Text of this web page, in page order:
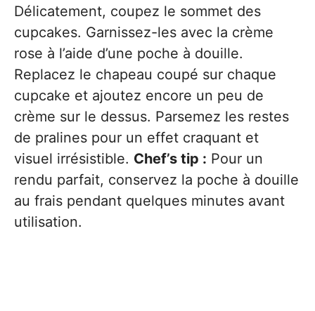
Délicatement, coupez le sommet des
cupcakes. Garnissez-les avec la crème
rose à l’aide d’une poche à douille.
Replacez le chapeau coupé sur chaque
cupcake et ajoutez encore un peu de
crème sur le dessus. Parsemez les restes
de pralines pour un effet craquant et
visuel irrésistible. Chef’s tip : Pour un
rendu parfait, conservez la poche à douille
au frais pendant quelques minutes avant
utilisation.